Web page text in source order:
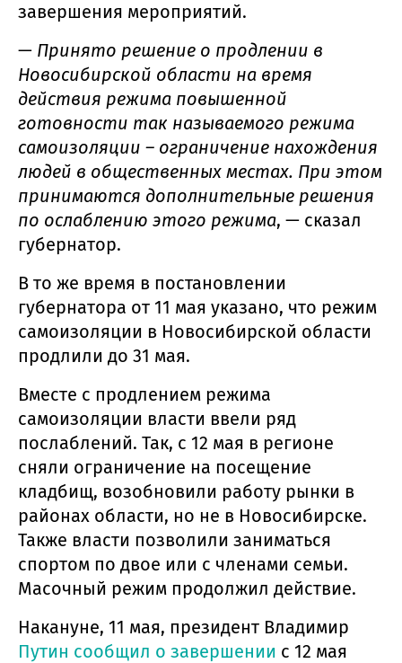
завершения мероприятий.
— Принято решение о продлении в
Новосибирской области на время
действия режима повышенной
готовности так называемого режима
самоизоляции – ограничение нахождения
людей в общественных местах. При этом
принимаются дополнительные решения
по ослаблению этого режима, — сказал
губернатор.
В то же время в постановлении
губернатора от 11 мая указано, что режим
самоизоляции в Новосибирской области
продлили до 31 мая.
Вместе с продлением режима
самоизоляции власти ввели ряд
послаблений. Так, с 12 мая в регионе
сняли ограничение на посещение
кладбищ, возобновили работу рынки в
районах области, но не в Новосибирске.
Также власти позволили заниматься
спортом по двое или с членами семьи.
Масочный режим продолжил действие.
Накануне, 11 мая, президент Владимир
Путин сообщил о завершении с 12 мая